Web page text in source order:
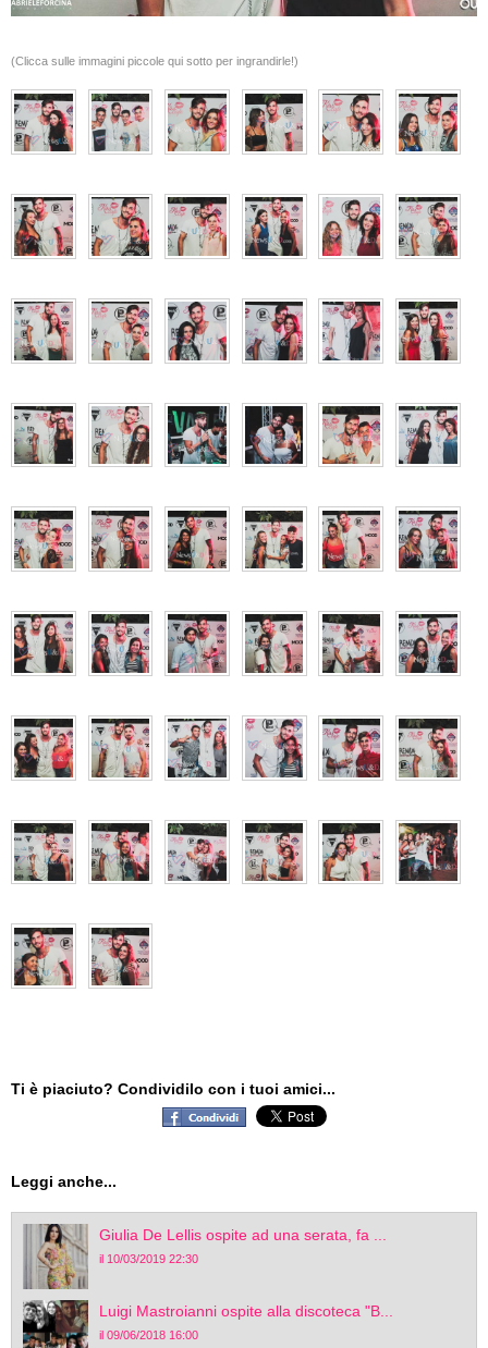
(Clicca sulle immagini piccole qui sotto per ingrandirle!)
Ti è piaciuto? Condividilo con i tuoi amici...
Leggi anche...
Giulia De Lellis ospite ad una serata, fa ...
il 10/03/2019 22:30
Luigi Mastroianni ospite alla discoteca "B...
il 09/06/2018 16:00